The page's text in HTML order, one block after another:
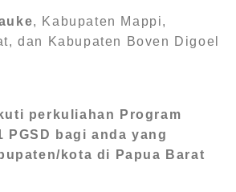
, Kabupaten Mappi,
dan Kabupaten Boven Digoel
perkuliahan Program
PGSD bagi anda yang
kota di Papua Barat